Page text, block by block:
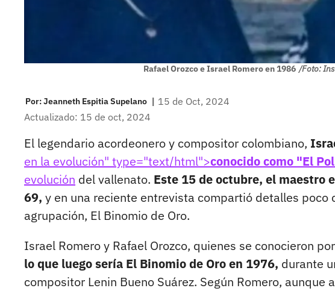
Rafael Orozco e Israel Romero en 1986 /Foto:
Por:Jeanneth Espitia Supelano | 15 de Oct, 2024
Actualizado: 15 de oct, 2024
El legendario acordeonero y compositor colombiano,
en la evolución" type="text/html">conocido como "El
evolución del vallenato. Este 15 de octubre, el maestro
69, y en una reciente entrevista compartió detalles
agrupación, El Binomio de Oro.
Israel Romero y Rafael Orozco, quienes se conocieron
lo que luego sería El Binomio de Oro en 1976, durante
compositor Lenin Bueno Suárez. Según Romero,